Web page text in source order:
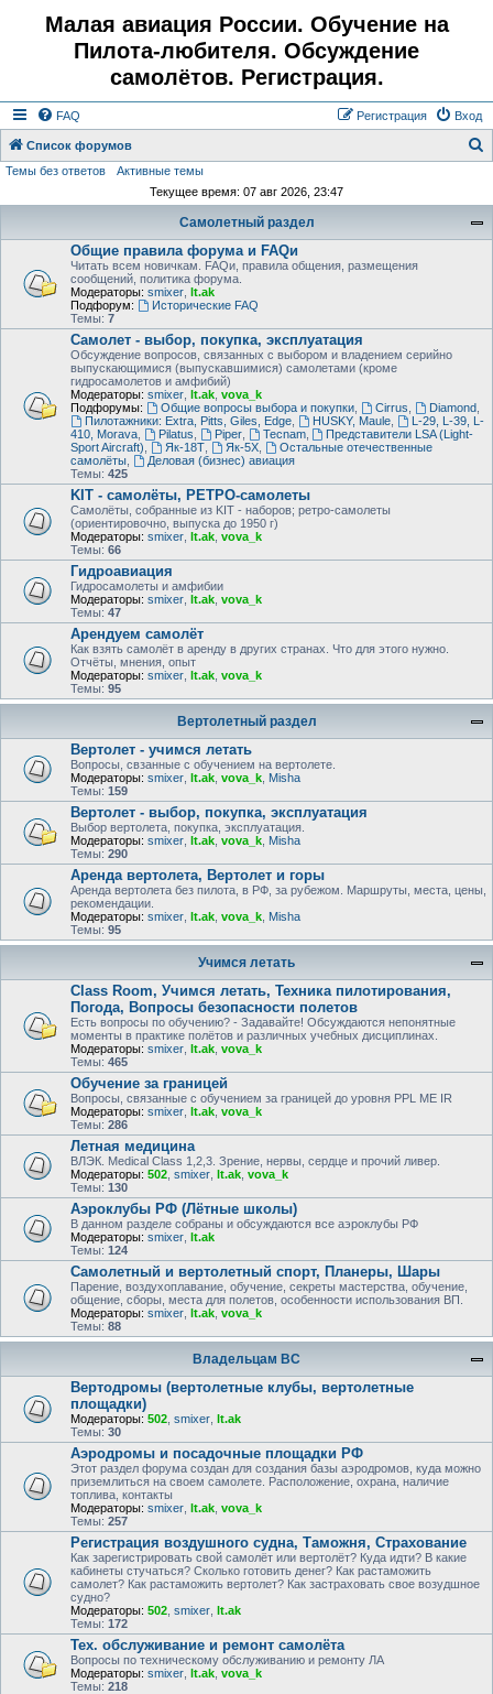
Малая авиация России. Обучение на
Пилота-любителя. Обсуждение
самолётов. Регистрация.
FAQ Вход
Регистрация
Список форумов
Темы без ответов
Активные темы
Текущее время: 07 авг 2026, 23:47
Самолетный раздел
Общие правила форума и FAQи
Читать всем новичкам. FAQи, правила общения, размещения
сообщений, политика форума.
Модераторы: smixer lt.ak
Подфорум:
Исторические FAQ
Темы: 7
Самолет - выбор, покупка, эксплуатация
Обсуждение вопросов, связанных с выбором и владением серийно
выпускающимися (выпускавшимися) самолетами (кроме
гидросамолетов и амфибий)
Модераторы: smixer lt.ak vova_k
Подфорумы:
Общие вопросы выбора и покупки, Cirrus Diamond,
Пилотажники: Extra, Pitts, Giles, Edge, HUSKY, Maule,
L-29, L-39, L-
410, Morava
Pilatus Piper, Tecnam,
Представители LSA (Light-
Sport Aircraft)
Як-18Т, Як-5Х,
Остальные отечественные
самолёты
Деловая (бизнес) авиация
Темы: 425
KIT - самолёты, РЕТРО-самолеты
Самолёты, собранные из KIT - наборов; ретро-самолеты
(ориентировочно, выпуска до 1950 г)
Модераторы: smixer lt.ak vova_k
Темы: 66
Гидроавиация
Гидросамолеты и амфибии
Модераторы: smixer lt.ak vova_k
Темы: 47
Арендуем самолёт
Как взять самолёт в аренду в других странах. Что для этого нужно.
Отчёты, мнения, опыт
Модераторы: smixer lt.ak vova_k
Темы: 95
Вертолетный раздел
Вертолет - учимся летать
Вопросы, свзанные с обучением на вертолете.
Модераторы: smixer lt.ak vova_k Misha
Темы: 159
Вертолет - выбор, покупка, эксплуатация
Выбор вертолета, покупка, эксплуатация.
Модераторы: smixer lt.ak vova_k Misha
Темы: 290
Аренда вертолета, Вертолет и горы
Аренда вертолета без пилота, в РФ, за рубежом. Маршруты, места, цены,
рекомендации.
Модераторы: smixer lt.ak vova_k Misha
Темы: 95
Учимся летать
Class Room, Учимся летать, Техника пилотирования,
Погода, Вопросы безопасности полетов
Есть вопросы по обучению? - Задавайте! Обсуждаются непонятные
моменты в практике полётов и различных учебных дисциплинах.
Модераторы: smixer lt.ak vova_k
Темы: 465
Обучение за границей
Вопросы, связанные с обучением за границей до уровня PPL ME IR
Модераторы: smixer lt.ak vova_k
Темы: 286
Летная медицина
ВЛЭК. Medical Class 1,2,3. Зрение, нервы, сердце и прочий ливер.
Модераторы: 502 smixer lt.ak vova_k
Темы: 130
Аэроклубы РФ (Лётные школы)
В данном разделе собраны и обсуждаются все аэроклубы РФ
Модераторы: smixer lt.ak
Темы: 124
Самолетный и вертолетный спорт, Планеры, Шары
Парение, воздухоплавание, обучение, секреты мастерства, обучение,
общение, сборы, места для полетов, особенности использования ВП.
Модераторы: smixer lt.ak vova_k
Темы: 88
Владельцам ВС
Вертодромы (вертолетные клубы, вертолетные
площадки)
Модераторы: 502 smixer lt.ak
Темы: 30
Аэродромы и посадочные площадки РФ
Этот раздел форума создан для создания базы аэродромов, куда можно
приземлиться на своем самолете. Расположение, охрана, наличие
топлива, контакты
Модераторы: smixer lt.ak vova_k
Темы: 257
Регистрация воздушного судна, Таможня, Страхование
Как зарегистрировать свой самолёт или вертолёт? Куда идти? В какие
кабинеты стучаться? Сколько готовить денег? Как растаможить
самолет? Как растаможить вертолет? Как застраховать свое возудшное
судно?
Модераторы: 502 smixer lt.ak
Темы: 172
Тех. обслуживание и ремонт самолёта
Вопросы по техническому обслуживанию и ремонту ЛА
Модераторы: smixer lt.ak vova_k
Темы: 218